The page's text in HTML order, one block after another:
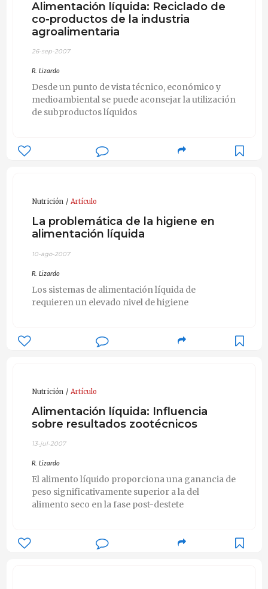
Alimentación líquida: Reciclado de
co-productos de la industria
agroalimentaria
26-sep-2007
R. Lizardo
Desde un punto de vista técnico, económico y
medioambiental se puede aconsejar la utilización
de subproductos líquidos
Nutrición Artículo
La problemática de la higiene en
alimentación líquida
10-ago-2007
R. Lizardo
Los sistemas de alimentación líquida de
requieren un elevado nivel de higiene
Nutrición Artículo
Alimentación líquida: Influencia
sobre resultados zootécnicos
13-jul-2007
R. Lizardo
El alimento líquido proporciona una ganancia de
peso significativamente superior a la del
alimento seco en la fase post-destete